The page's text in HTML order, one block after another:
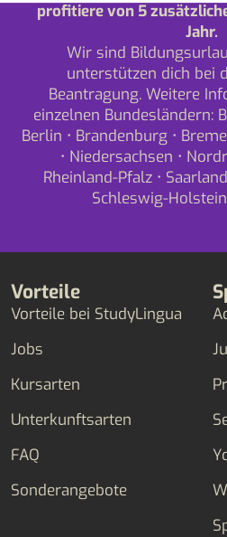
profitiere von 5
Jahr.
Wir sind
unterstützen dich bei
Beantragung. Weitere
einzelnen Bundesländern:
Berlin • Brandenburg •
• Niedersachsen •
Rheinland-Pfalz • Saarland
Schleswig-Holstein
Vorteile
Vorteile bei StudyLingua
Jobs
Kursarten
Unterkunftsarten
FAQ
Sonderangebote